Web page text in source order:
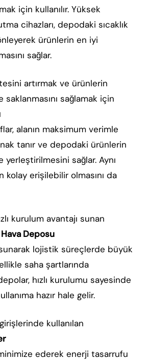
için kullanılır. Yüksek
cihazları, depodaki sıcaklık
ürünlerin en iyi
sağlar.
artırmak ve ürünlerin
sağlamak için
alanın maksimum verimle
tanır ve depodaki ürünlerin
sağlar. Aynı
kolay erişilebilir olmasını da
kurulum avantajı sunan
Deposu
lojistik süreçlerde büyük
saha şartlarında
hızlı kurulumu sayesinde
hazır hale gelir.
kullanılan
minimize ederek enerji tasarrufu